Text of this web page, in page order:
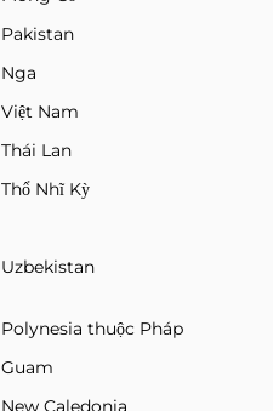
Pakistan
Nga
Việt Nam
Thái Lan
Thổ Nhĩ Kỳ
Uzbekistan
Polynesia thuộc Pháp
Guam
New Caledonia